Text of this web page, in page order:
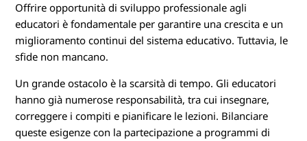
Offrire opportunità di sviluppo professionale agli
educatori è fondamentale per garantire una crescita e un
miglioramento continui del sistema educativo. Tuttavia, le
sfide non mancano.
Un grande ostacolo è la scarsità di tempo. Gli educatori
hanno già numerose responsabilità, tra cui insegnare,
correggere i compiti e pianificare le lezioni. Bilanciare
queste esigenze con la partecipazione a programmi di